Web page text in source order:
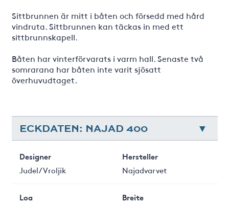
Sittbrunnen är mitt i båten och försedd med hård
vindruta. Sittbrunnen kan täckas in med ett
sittbrunnskapell.
Båten har vinterförvarats i varm hall. Senaste två
somrarana har båten inte varit sjösatt
överhuvudtaget.
ECKDATEN: NAJAD 400
Designer
Judel/Vroljik
Hersteller
Najadvarvet
Loa
Breite